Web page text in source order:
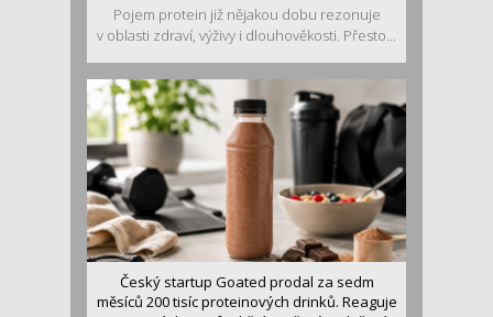
Pojem protein již nějakou dobu rezonuje
v oblasti zdraví, výživy i dlouhověkosti. Přesto...
Český startup Goated prodal za sedm
měsíců 200 tisíc proteinových drinků. Reaguje